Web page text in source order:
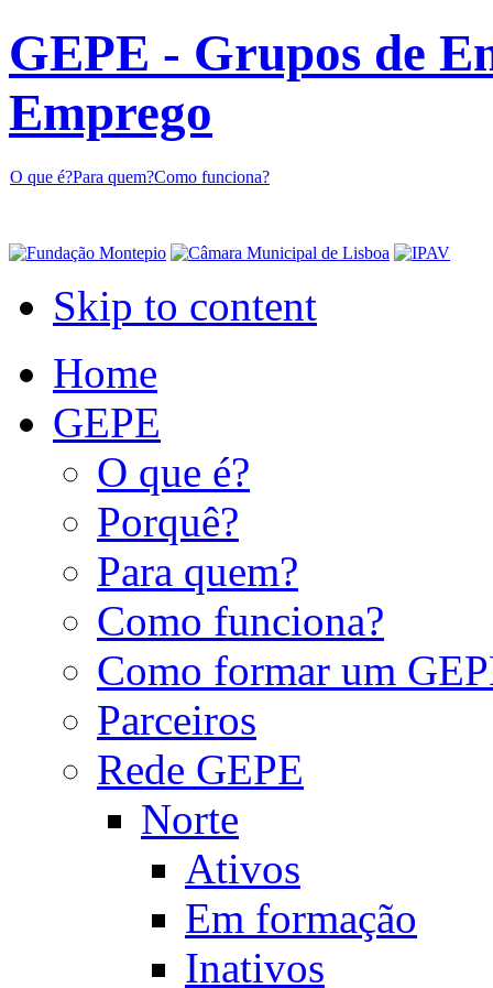
GEPE - Grupos de
Emprego
O que é?Para quem?Como funciona?
Skip to content
Home
GEPE
O que é?
Porquê?
Para quem?
Como funciona?
Como formar um
Parceiros
Rede GEPE
Norte
Ativos
Em formação
Inativos